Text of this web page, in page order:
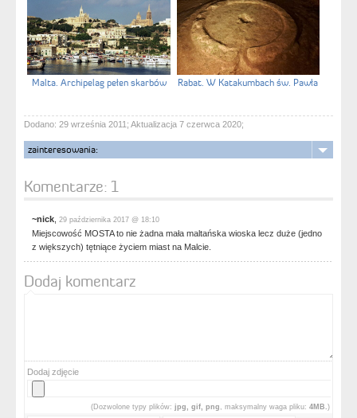
Malta. Archipelag pełen skarbów Rabat. W Katakumbach św. Pawła
Dodano: 29 września 2011; Aktualizacja 7 czerwca 2020;
zainteresowania:
Komentarze: 1
~nick 29 października 2017 @ 18:10
Miejscowość MOSTA to nie żadna mała maltańska wioska lecz duże (jedno
z większych) tętniące życiem miast na Malcie.
Dodaj komentarz
Dodaj zdjęcie
(Dozwolone typy plików: jpg, gif, png , maksymalny waga pliku: 4MB. )